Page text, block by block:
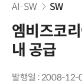
AI·SW SW
엠비즈코
내 공급
발행일 : 2008-12-